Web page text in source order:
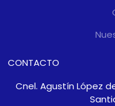
CONTACTO
Cnel. Agustín López